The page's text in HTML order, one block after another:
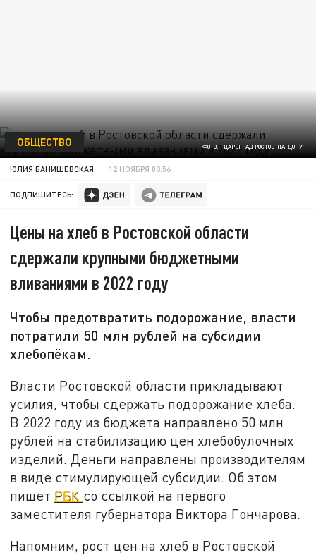
ФОТО: "ЦАРЬГРАД РОСТОВ-НА-ДОНУ"
ОБЩЕСТВО
ЮЛИЯ БАНИШЕВСКАЯ 12 НОЯБРЯ 08:56
ПОДПИШИТЕСЬ:
Цены на хлеб в Ростовской области
сдержали крупными бюджетными
вливаниями в 2022 году
Чтобы предотвратить подорожание, власти
потратили 50 млн рублей на субсидии
хлебопёкам.
Власти Ростовской области прикладывают
усилия, чтобы сдержать подорожание хлеба.
В 2022 году из бюджета направлено 50 млн
рублей на стабилизацию цен хлебобулочных
изделий. Деньги направлены производителям
в виде стимулирующей субсидии. Об этом
пишет РБК со ссылкой на первого
заместителя губернатора Виктора Гончарова.
Напомним, рост цен на хлеб в Ростовской